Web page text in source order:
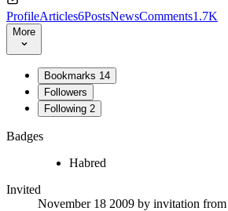
ProfileArticles6PostsNewsComments1.7K
More
Bookmarks 14
Followers
Following 2
Badges
Habred
Invited
November 18 2009 by invitation from